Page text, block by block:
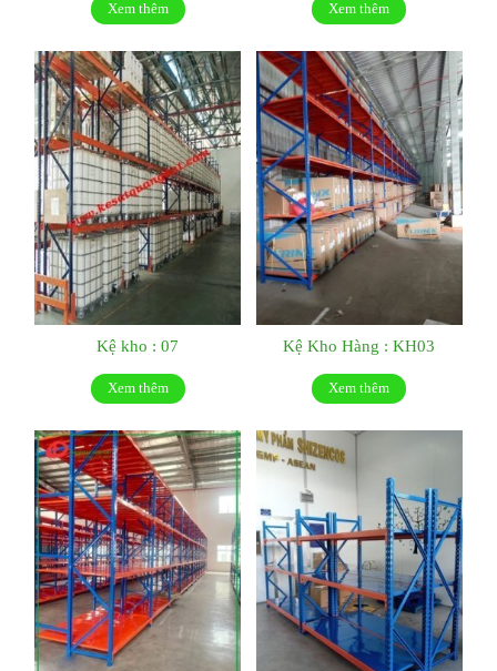
Xem thêm Xem thêm
Kệ kho : 07
Xem thêm
Kệ Kho Hàng : KH03
Xem thêm